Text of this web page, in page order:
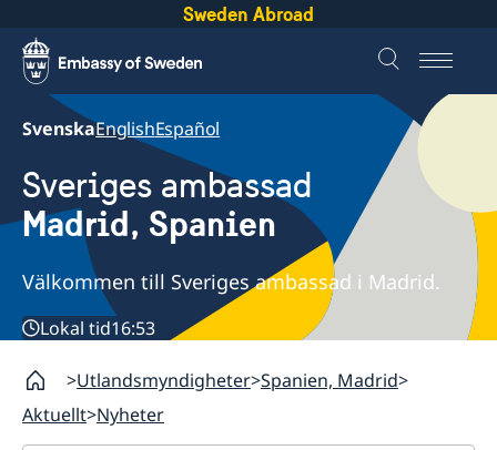
Sweden Abroad
SvenskaEnglishEspañol
Sveriges ambassad
Madrid, Spanien
Välkommen till Sveriges ambassad i Madrid.
Lokal tid16:53
Utlandsmyndigheter Spanien, Madrid
Aktuellt Nyheter